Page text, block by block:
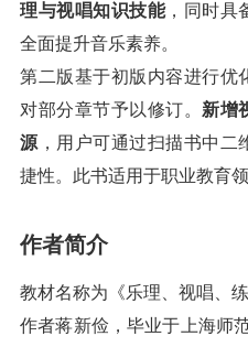
理与视唱知识技能，同时具
全面提升音乐素养。
第二版基于初版内容进行优
对部分章节予以修订。 新增
源 ，用户可通过扫描书中
捷性。此书适用于职业教育领
作者简介
教材名称为《乐理、视唱、
作者蒋新俭，毕业于上海师